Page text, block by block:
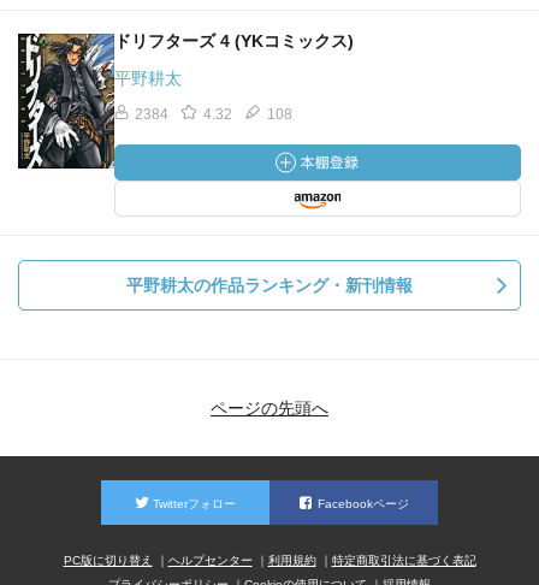
ドリフターズ 4 (YKコミックス)
平野耕太
2384 4.32 108
平野耕太の作品ランキング・新刊情報
ページの先頭へ
Twitterフォロー Facebookページ
PC版に切り替え ヘルプセンター 利用規約
特定商取引法に基づく表記